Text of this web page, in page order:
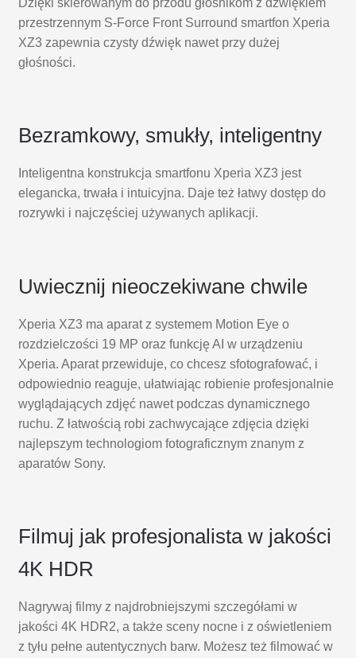
Dzięki skierowanym do przodu głośnikom z dźwiękiem
przestrzennym S-Force Front Surround smartfon Xperia
XZ3 zapewnia czysty dźwięk nawet przy dużej
głośności.
Bezramkowy, smukły, inteligentny
Inteligentna konstrukcja smartfonu Xperia XZ3 jest
elegancka, trwała i intuicyjna. Daje też łatwy dostęp do
rozrywki i najczęściej używanych aplikacji.
Uwiecznij nieoczekiwane chwile
Xperia XZ3 ma aparat z systemem Motion Eye o
rozdzielczości 19 MP oraz funkcję AI w urządzeniu
Xperia. Aparat przewiduje, co chcesz sfotografować, i
odpowiednio reaguje, ułatwiając robienie profesjonalnie
wyglądających zdjęć nawet podczas dynamicznego
ruchu. Z łatwością robi zachwycające zdjęcia dzięki
najlepszym technologiom fotograficznym znanym z
aparatów Sony.
Filmuj jak profesjonalista w jakości
4K HDR
Nagrywaj filmy z najdrobniejszymi szczegółami w
jakości 4K HDR2, a także sceny nocne i z oświetleniem
z tyłu pełne autentycznych barw. Możesz też filmować w